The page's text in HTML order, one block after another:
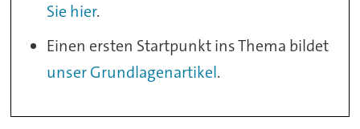
Sie hier.
Einen ersten Startpunkt ins Thema bildet
unser Grundlagenartikel.